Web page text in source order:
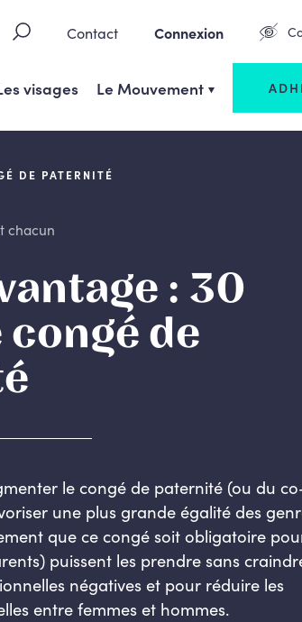
Contact Connexion
visages Le Mouvement
DE PATERNITÉ
chacun
: 30
de
le congé de paternité (ou du
une plus grande égalité des
que ce congé soit obligatoire
puissent les prendre sans
négatives et pour réduire les
entre femmes et hommes.